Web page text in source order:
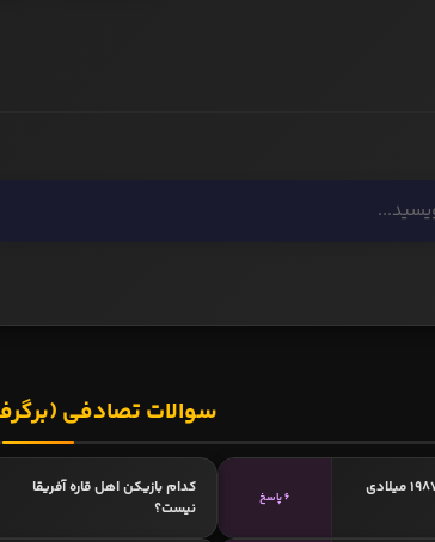
سوالات تصادفی
کدامیک متولد سال 1987 میلادی
6 پاسخ
کدام بازیکن اهل قاره آفریقا
نیست؟